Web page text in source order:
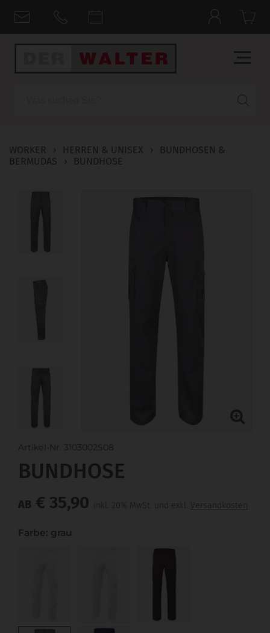
WORKER › HERREN & UNISEX ›
BUNDHOSEN &
BERMUDAS
› BUNDHOSE
Artikel-Nr. 3103002S08
BUNDHOSE
AB € 35,90 inkl. 20% MwSt. und exkl. Versandkosten
Farbe: grau